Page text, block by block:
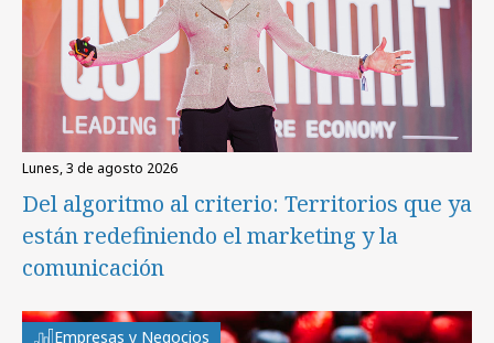
lunes, 3 de agosto 2026
Del algoritmo al criterio: Territorios que ya
están redefiniendo el marketing y la
comunicación
Empresas y Negocios